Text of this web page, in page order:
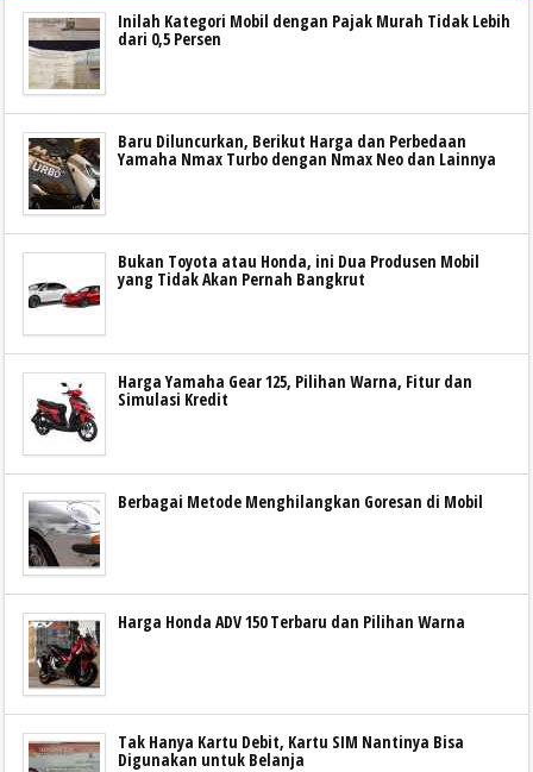
Inilah Kategori Mobil dengan Pajak Murah Tidak Lebih
dari 0,5 Persen
Baru Diluncurkan, Berikut Harga dan Perbedaan
Yamaha Nmax Turbo dengan Nmax Neo dan Lainnya
Bukan Toyota atau Honda, ini Dua Produsen Mobil
yang Tidak Akan Pernah Bangkrut
Harga Yamaha Gear 125, Pilihan Warna, Fitur dan
Simulasi Kredit
Berbagai Metode Menghilangkan Goresan di Mobil
Harga Honda ADV 150 Terbaru dan Pilihan Warna
Tak Hanya Kartu Debit, Kartu SIM Nantinya Bisa
Digunakan untuk Belanja